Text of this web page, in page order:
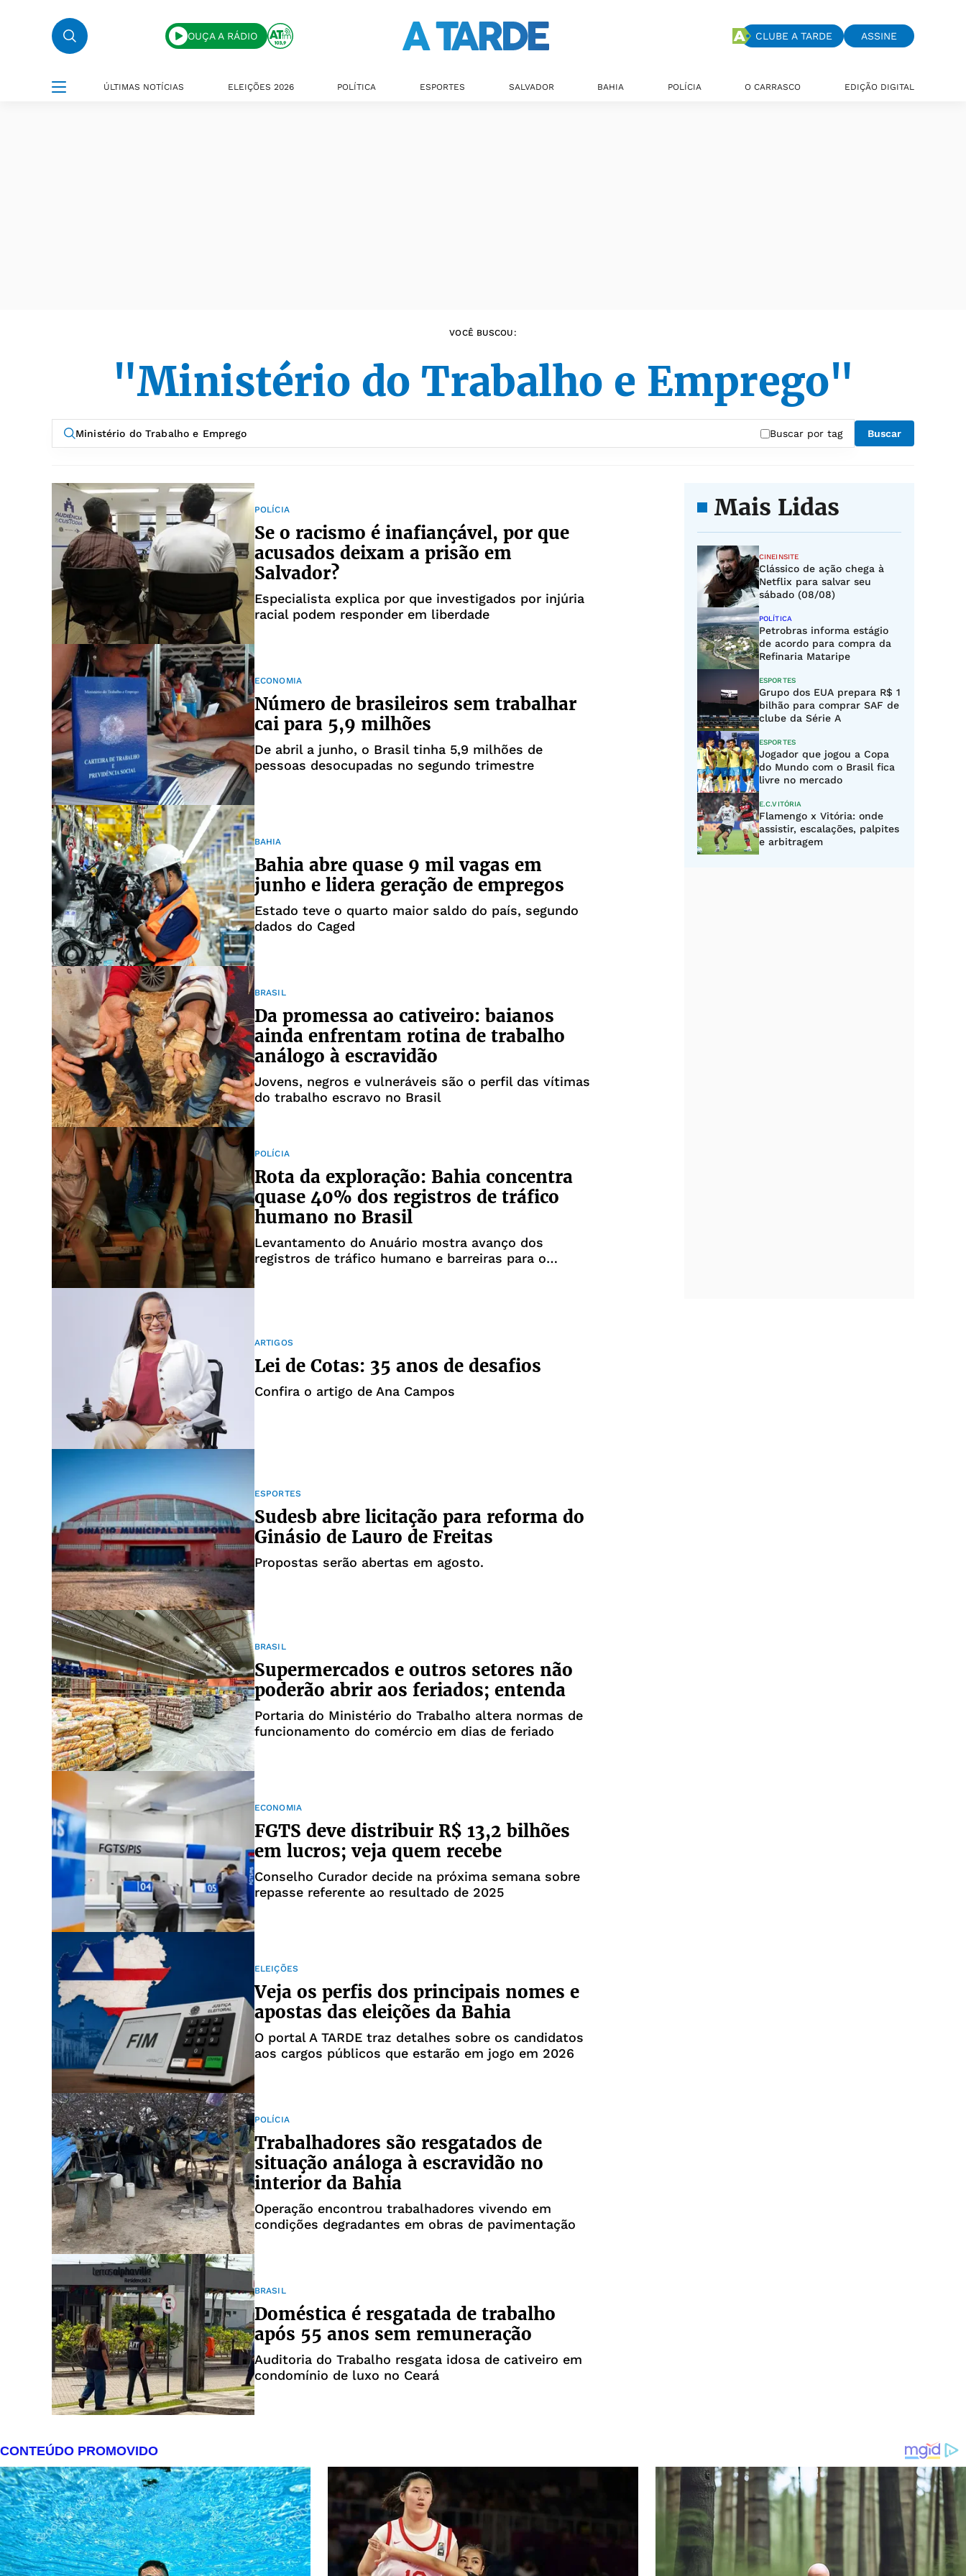
OUÇA A RÁDIO CLUBE A TARDE ASSINE
ÚLTIMAS NOTÍCIAS ELEIÇÕES 2026 POLÍTICA ESPORTES SALVADOR BAHIA POLÍCIA O CARRASCO EDIÇÃO DIGITAL
VOCÊ BUSCOU:
"Ministério do Trabalho e Emprego"
Buscar por tag Buscar
POLÍCIA
Se o racismo é inafiançável, por que
acusados deixam a prisão em
Salvador?
Especialista explica por que investigados por injúria
racial podem responder em liberdade
ECONOMIA
Número de brasileiros sem trabalhar
cai para 5,9 milhões
De abril a junho, o Brasil tinha 5,9 milhões de
pessoas desocupadas no segundo trimestre
BAHIA
Bahia abre quase 9 mil vagas em
junho e lidera geração de empregos
Estado teve o quarto maior saldo do país, segundo
dados do Caged
BRASIL
Da promessa ao cativeiro: baianos
ainda enfrentam rotina de trabalho
análogo à escravidão
Jovens, negros e vulneráveis são o perfil das vítimas
do trabalho escravo no Brasil
POLÍCIA
Rota da exploração: Bahia concentra
quase 40% dos registros de tráfico
humano no Brasil
Levantamento do Anuário mostra avanço dos
registros de tráfico humano e barreiras para o
ARTIGOS
Lei de Cotas: 35 anos de desafios
Confira o artigo de Ana Campos
ESPORTES
Sudesb abre licitação para reforma do
Ginásio de Lauro de Freitas
Propostas serão abertas em agosto.
BRASIL
Supermercados e outros setores não
poderão abrir aos feriados; entenda
Portaria do Ministério do Trabalho altera normas de
funcionamento do comércio em dias de feriado
ECONOMIA
FGTS deve distribuir R$ 13,2 bilhões
em lucros; veja quem recebe
Conselho Curador decide na próxima semana sobre
repasse referente ao resultado de 2025
ELEIÇÕES
Veja os perfis dos principais nomes e
apostas das eleições da Bahia
O portal A TARDE traz detalhes sobre os candidatos
aos cargos públicos que estarão em jogo em 2026
POLÍCIA
Trabalhadores são resgatados de
situação análoga à escravidão no
interior da Bahia
Operação encontrou trabalhadores vivendo em
condições degradantes em obras de pavimentação
BRASIL
Doméstica é resgatada de trabalho
após 55 anos sem remuneração
Auditoria do Trabalho resgata idosa de cativeiro em
condomínio de luxo no Ceará
Mais Lidas
CINEINSITE
Clássico de ação chega à
Netflix para salvar seu
sábado (08/08)
POLÍTICA
Petrobras informa estágio
de acordo para compra da
Refinaria Mataripe
ESPORTES
Grupo dos EUA prepara R$ 1
bilhão para comprar SAF de
clube da Série A
ESPORTES
Jogador que jogou a Copa
do Mundo com o Brasil fica
livre no mercado
E.C.VITÓRIA
Flamengo x Vitória: onde
assistir, escalações, palpites
e arbitragem